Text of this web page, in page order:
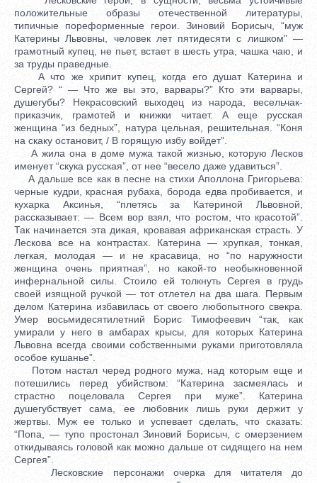
положительные образы отечественной литературы,
типичные пореформенные герои. Зиновий Борисыч, “муж
Катерины Львовны, человек лет пятидесяти с лишком” —
грамотный купец, не пьет, встает в шесть утра, чашка чаю, и
за труды праведные.
А что же хрипит купец, когда его душат Катерина и
Сергей? “ — Что же вы это, варвары?” Кто эти варвары,
душегубы? Некрасовский выходец из народа, весельчак-
приказчик, грамотей и книжки читает. А еще русская
женщина “из бедных”, натура цельная, решительная. “Коня
на скаку остановит, / В горящую избу войдет”.
А жила она в доме мужа такой жизнью, которую Лесков
именует “скука русская”, от нее “весело даже удавиться”.
А дальше все как в песне на стихи Аполлона Григорьева:
черные кудри, красная рубаха, борода едва пробивается, и
кухарка Аксинья, “плетясь за Катериной Львовной,
рассказывает: — Всем вор взял, что ростом, что красотой”.
Так начинается эта дикая, кровавая африканская страсть. У
Лескова все на контрастах. Катерина — хрупкая, тонкая,
легкая, молодая — и не красавица, но “по наружности
женщина очень приятная”, но какой-то необыкновенной
инфернальной силы. Стоило ей толкнуть Сергея в грудь
своей изящной ручкой — тот отлетел на два шага. Первым
делом Катерина избавилась от своего любопытного свекра.
Умер восьмидесятилетний Борис Тимофеевич “так, как
умирали у него в амбарах крысы, для которых Катерина
Львовна всегда своими собственными руками приготовляла
особое кушанье”.
Потом настал черед родного мужа, над которым еще и
потешились перед убийством: “Катерина засмеялась и
страстно поцеловала Сергея при муже”. Катерина
душегубствует сама, ее любовник лишь руки держит у
жертвы. Муж ее только и успевает сделать, что сказать:
“Попа, — тупо простонал Зиновий Борисыч, с омерзением
откидываясь головой как можно дальше от сидящего на нем
Сергея”.
Лесковские персонажи очерка для читателя до